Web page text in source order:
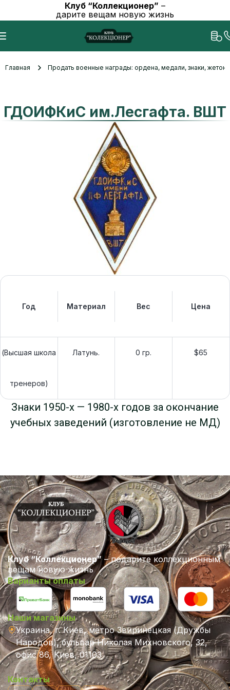
Клуб “Коллекционер” –
дарите вещам новую жизнь
Главная Продать военные награды: ордена, медали, знаки,
ГДОИФКиС им.Лесгафта. ВШТ
Год Материал Вес Цена
(Высшая школа
тренеров)
Латунь. 0 гр. $65
Знаки 1950-х — 1980-х годов за окончание
учебных заведений (изготовление не МД)
Клуб “Коллекционер” – подарите коллекционным
вещам новую жизнь
Варианты оплаты
Наши магазины
Украина, г. Киев, метро Звиринецкая (Дружбы
Народов), бульвар Николая Михновского, 32,
офис 86, Киев, 01103
Контакты